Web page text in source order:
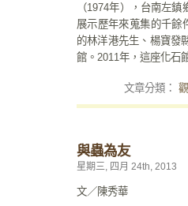
（1974年），台南左
展示歷年來蒐集的千餘
的林洋港先生、楊寶發
館。2011年，這座化石
文章分類：
與蟲為友
星期三, 四月 24th, 2013
文／陳秀華